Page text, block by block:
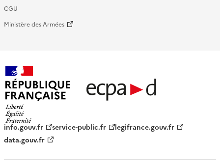
CGU
Ministère des Armées
française - ECPAD
info.gouv.fr service-public.fr
legifrance.gouv.fr
data.gouv.fr